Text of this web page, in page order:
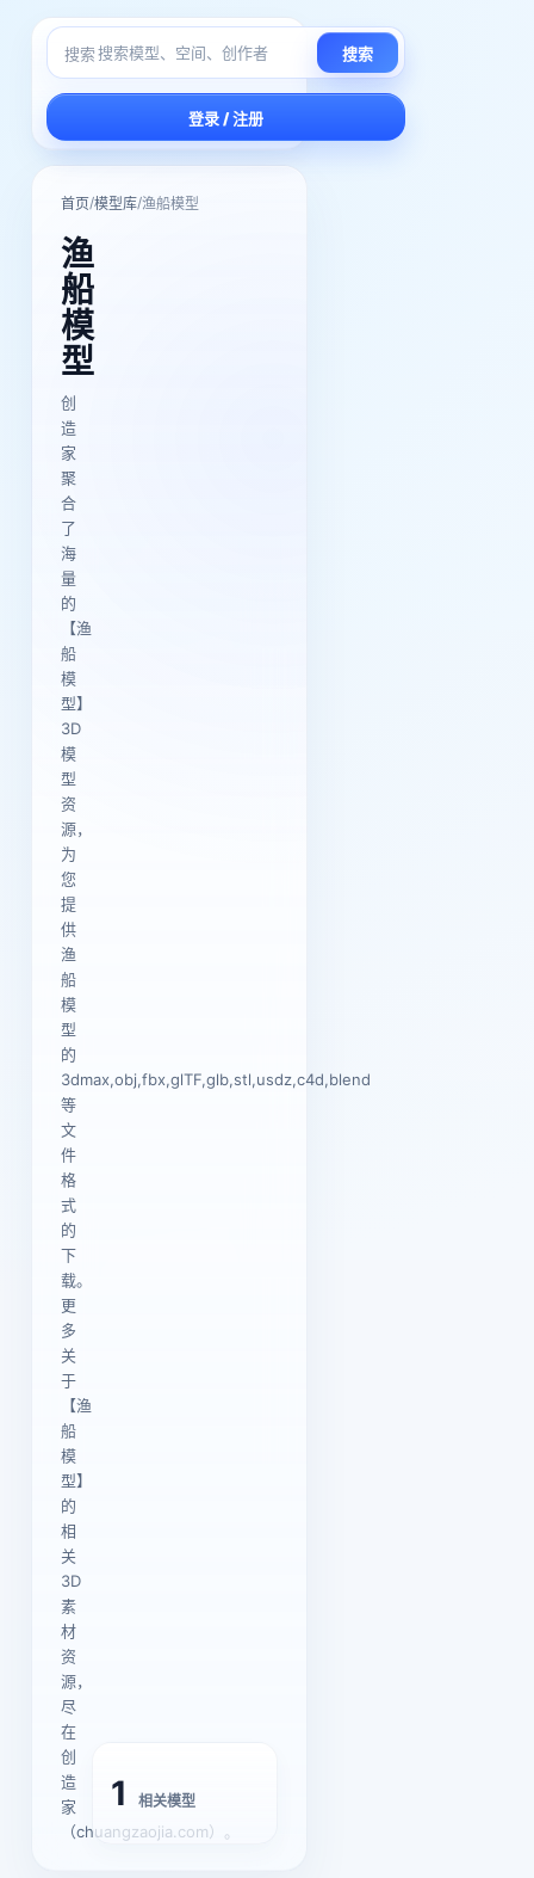
搜索 搜索
登录 / 注册
首页/模型库/渔船模型
渔
船
模
型
创
造
家
聚
合
了
海
量
的
【渔
船
模
型】
3D
模
型
资
源，
为
您
提
供
渔
船
模
型
的
3dmax,obj,fbx,glTF,glb,stl,usdz,c4d,blend
等
文
件
格
式
的
下
载。
更
多
关
于
【渔
船
模
型】
的
相
关
3D
素
材
资
源，
尽
在
创
造
家
（chuangzaojia.com）。
1 相关模型